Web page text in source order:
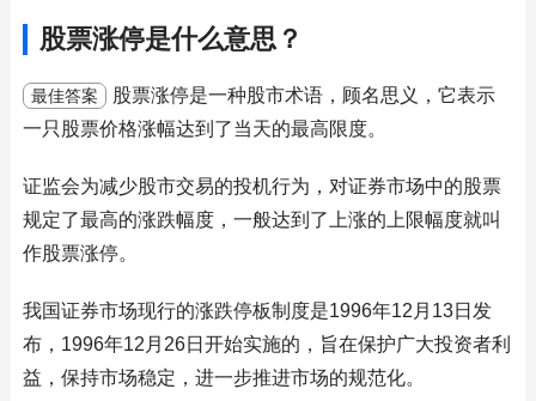
股票涨停是什么意思？
最佳答案
股票涨停是一种股市术语，顾名思义，它表示
一只股票价格涨幅达到了当天的最高限度。
证监会为减少股市交易的投机行为，对证券市场中的股票
规定了最高的涨跌幅度，一般达到了上涨的上限幅度就叫
作股票涨停。
我国证券市场现行的涨跌停板制度是1996年12月13日发
布，1996年12月26日开始实施的，旨在保护广大投资者利
益，保持市场稳定，进一步推进市场的规范化。